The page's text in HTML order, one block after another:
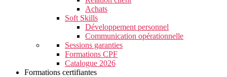
Achats
Soft Skills
Développement personnel
Communication opérationnelle
Sessions garanties
Formations CPF
Catalogue 2026
Formations certifiantes